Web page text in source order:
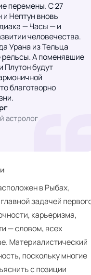
перемены. С 27
и Нептун вновь
— Часы — и
человечества.
Урана из Тельца
рельсы. А поменявшие
Плутон будут
благотворно
астролог
в Рыбах,
задачей
карьеризма,
— словом, всех
Материалистический
поскольку многие
с позиции